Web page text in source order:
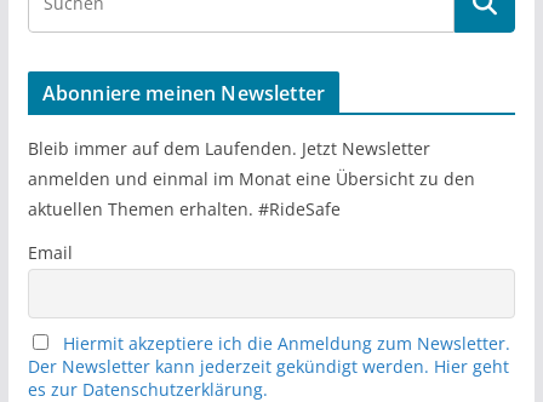
r
c
h
Abonniere meinen Newsletter
Bleib immer auf dem Laufenden. Jetzt Newsletter
anmelden und einmal im Monat eine Übersicht zu den
aktuellen Themen erhalten. #RideSafe
Email
Hiermit akzeptiere ich die Anmeldung zum Newsletter.
Der Newsletter kann jederzeit gekündigt werden. Hier geht
es zur Datenschutzerklärung.